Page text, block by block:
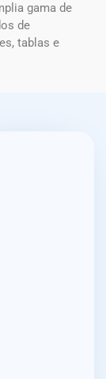
gama de
de
tablas e